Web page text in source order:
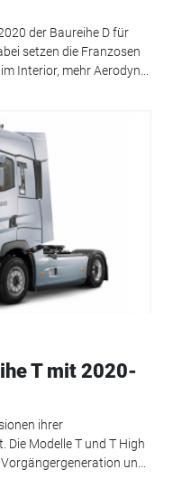
der Baureihe D für
setzen die Franzosen
Interior, mehr Aerodyn...
T mit 2020-
ihrer
Die Modelle T und T High
un...